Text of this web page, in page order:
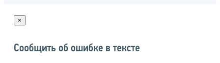
×
Сообщить об ошибке в тексте